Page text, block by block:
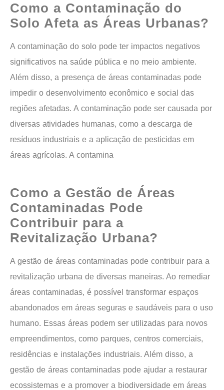
Como a Contaminação do
Solo Afeta as Áreas Urbanas?
A contaminação do solo pode ter impactos negativos
significativos na saúde pública e no meio ambiente.
Além disso, a presença de áreas contaminadas pode
impedir o desenvolvimento econômico e social das
regiões afetadas. A contaminação pode ser causada por
diversas atividades humanas, como a descarga de
resíduos industriais e a aplicação de pesticidas em
áreas agrícolas. A contamina
Como a Gestão de Áreas
Contaminadas Pode
Contribuir para a
Revitalização Urbana?
A gestão de áreas contaminadas pode contribuir para a
revitalização urbana de diversas maneiras. Ao remediar
áreas contaminadas, é possível transformar espaços
abandonados em áreas seguras e saudáveis para o uso
humano. Essas áreas podem ser utilizadas para novos
empreendimentos, como parques, centros comerciais,
residências e instalações industriais. Além disso, a
gestão de áreas contaminadas pode ajudar a restaurar
ecossistemas e a promover a biodiversidade em áreas